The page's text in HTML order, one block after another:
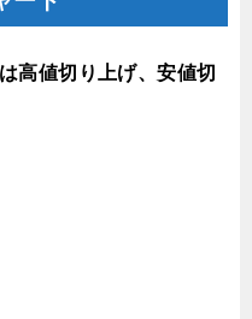
高値切り上げ、安値切